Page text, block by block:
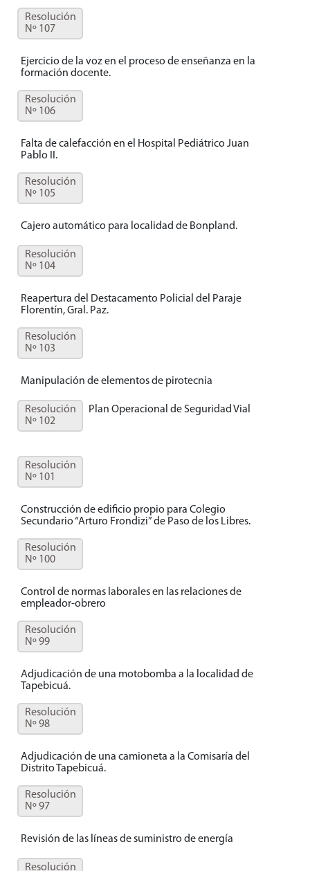
Resolución
Nº 107
Ejercicio de la voz en el proceso de enseñanza en la
formación docente.
Resolución
Nº 106
Falta de calefacción en el Hospital Pediátrico Juan
Pablo II.
Resolución
Nº 105
Cajero automático para localidad de Bonpland.
Resolución
Nº 104
Reapertura del Destacamento Policial del Paraje
Florentín, Gral. Paz.
Resolución
Nº 103
Manipulación de elementos de pirotecnia
Resolución
Nº 102
Plan Operacional de Seguridad Vial
Resolución
Nº 101
Construcción de edificio propio para Colegio
Secundario “Arturo Frondizi” de Paso de los Libres.
Resolución
Nº 100
Control de normas laborales en las relaciones de
empleador-obrero
Resolución
Nº 99
Adjudicación de una motobomba a la localidad de
Tapebicuá.
Resolución
Nº 98
Adjudicación de una camioneta a la Comisaría del
Distrito Tapebicuá.
Resolución
Nº 97
Revisión de las líneas de suministro de energía
Resolución